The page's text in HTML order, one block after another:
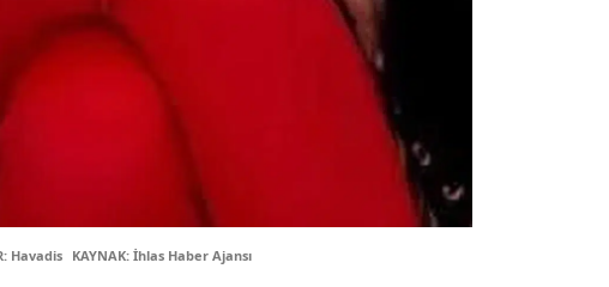
Havadis KAYNAK: İhlas Haber Ajansı